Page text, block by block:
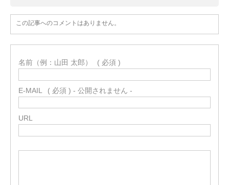
この記事へのコメントはありません。
名前（例：山田 太郎） ( 必須 )
E-MAIL ( 必須 ) - 公開されません -
URL